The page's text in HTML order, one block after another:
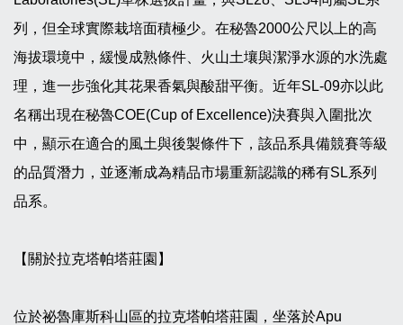
列，但全球實際栽培面積極少。在秘魯2000公尺以上的高
海拔環境中，緩慢成熟條件、火山土壤與潔淨水源的水洗處
理，進一步強化其花果香氣與酸甜平衡。近年SL-09亦以此
名稱出現在秘魯COE(Cup of Excellence)決賽與入圍批次
中，顯示在適合的風土與後製條件下，該品系具備競賽等級
的品質潛力，並逐漸成為精品市場重新認識的稀有SL系列
品系。
【關於拉克塔帕塔莊園】
位於祕魯庫斯科山區的拉克塔帕塔莊園，坐落於Apu